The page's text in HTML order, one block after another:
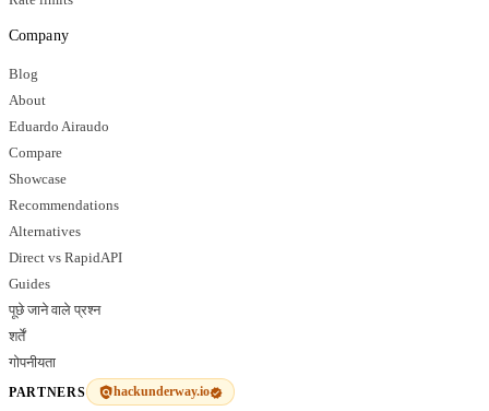
Company
Blog
About
Eduardo Airaudo
Compare
Showcase
Recommendations
Alternatives
Direct vs RapidAPI
Guides
पूछे जाने वाले प्रश्न
शर्तें
गोपनीयता
PARTNERS hackunderway.io